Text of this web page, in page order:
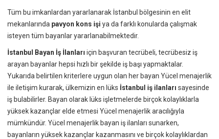
Tüm bu imkanlardan yararlanarak İstanbul bölgesinin en elit
mekanlarında pavyon kons işi ya da farklı konularda çalışmak
isteyen tüm bayanlar yararlanabilmektedir.
İstanbul Bayan İş İlanları için başvuran tecrübeli, tecrübesiz iş
arayan bayanlar hepsi hızlı bir şekilde iş başı yapmaktalar.
Yukarıda belirtilen kriterlere uygun olan her bayan Yücel menajerlik
ile iletişim kurarak, ülkemizin en lüks İstanbul iş ilanları sayesinde
iş bulabilirler. Bayan olarak lüks işletmelerde birçok kolaylıklarla
yüksek kazançlar elde etmesi Yücel menajerlik aracılığıyla
mümkündür. Yücel menajerlik bayan iş ilanları sunarken,
bayanların yüksek kazançlar kazanmasını ve birçok kolaylıklardan